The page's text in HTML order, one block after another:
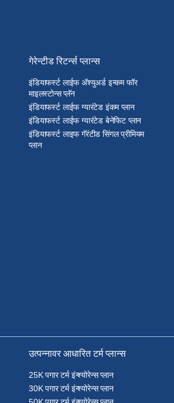
गेरेन्टीड रिटर्न्स प्लान्स
इंडियाफर्स्ट लाईफ अ‍ॅश्युअर्ड इन्कम फॉर
माइलस्टोन्स प्लॅन
इंडियाफर्स्ट लाईफ ग्यारंटेड इंकम प्लान
इंडियाफर्स्ट लाईफ ग्यारंटेड बेनेफिट प्लान
इंडियाफर्स्ट लाइफ गॅरंटीड सिंगल प्रीमियम
प्लान
उत्पन्नावर आधारित टर्म प्लान्स
25K पगार टर्म इंन्श्योरेन्स प्लान
30K पगार टर्म इंन्श्योरेन्स प्लान